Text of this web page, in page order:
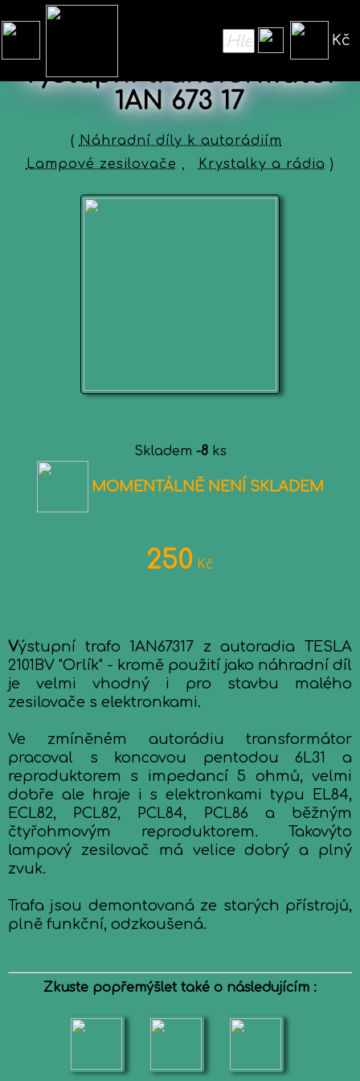
Kč
Výstupní transformátor
1AN 673 17
( Náhradní díly k autorádiím
Lampové zesilovače , Krystalky a rádia )
Skladem -8ks
MOMENTÁLNĚ NENÍ SKLADEM
250 Kč
Výstupní trafo 1AN67317 z autoradia TESLA
2101BV "Orlík" - kromě použití jako náhradní díl
je velmi vhodný i pro stavbu malého
zesilovače s elektronkami.
Ve zmíněném autorádiu transformátor
pracoval s koncovou pentodou 6L31 a
reproduktorem s impedancí 5 ohmů, velmi
dobře ale hraje i s elektronkami typu EL84,
ECL82, PCL82, PCL84, PCL86 a běžným
čtyřohmovým reproduktorem. Takovýto
lampový zesilovač má velice dobrý a plný
zvuk.
Trafa jsou demontovaná ze starých přístrojů,
plně funkční, odzkoušená.
Zkuste popřemýšlet také o následujícím :